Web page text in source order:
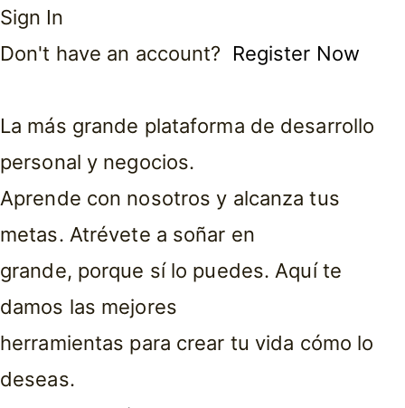
Sign In
Don't have an account? Register Now
La más grande plataforma de desarrollo
personal y negocios.
Aprende con nosotros y alcanza tus
metas. Atrévete a soñar en
grande, porque sí lo puedes. Aquí te
damos las mejores
herramientas para crear tu vida cómo lo
deseas.